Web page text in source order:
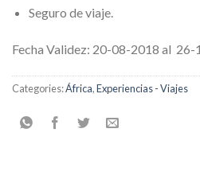
Seguro de viaje.
Fecha Validez: 20-08-2018 al 26-
Categories:África,Experiencias - Viajes